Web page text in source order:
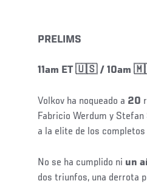
PRELIMS
11am ET 🇺🇸 /
Social
Post
Volkov ha noqueado a 20
Fabricio Werdum y
a la elite de los completos
No se ha cumplido ni un
dos triunfos, una derrota